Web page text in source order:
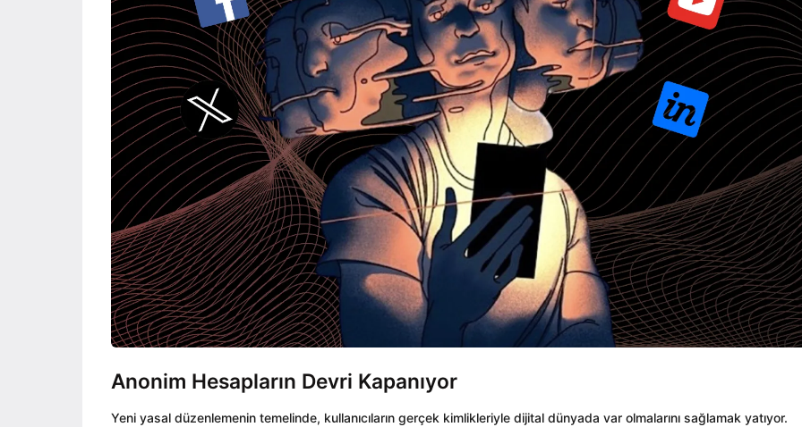
Anonim Hesapların Devri Kapanıyor
Yeni yasal düzenlemenin temelinde, kullanıcıların gerçek kimlikleriyle dijital dünyada var olmalarını sağlamak yatıyor.